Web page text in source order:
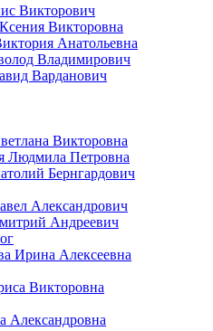
Викторович
Викторовна
Анатольевна
Владимирович
Варданович
Викторовна
Людмила Петровна
Бернгардович
Александрович
Андреевич
Ирина Алексеевна
Викторовна
Александровна